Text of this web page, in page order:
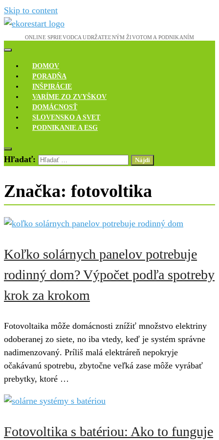
Skip to content
Ekoreštart
Novinky, rozhovory a inšpirácie
DOMOV
PORADŇA
INŠPIRÁCIE
VARÍME ZO ZVYŠKOV
DOMÁCNOSŤ
SLOVENSKO A SVET
PODNIKANIE A ESG
Hľadať:
Značka: fotovoltika
Koľko solárnych panelov potrebuje
rodinný dom? Výpočet podľa spotreby
krok za krokom
Fotovoltaika môže domácnosti znížiť množstvo elektriny
odoberanej zo siete, no iba vtedy, keď je systém správne
nadimenzovaný. Príliš malá elektráreň nepokryje
očakávanú spotrebu, zbytočne veľká zase môže vyrábať
prebytky, ktoré …
Fotovoltika s batériou: Ako to funguje